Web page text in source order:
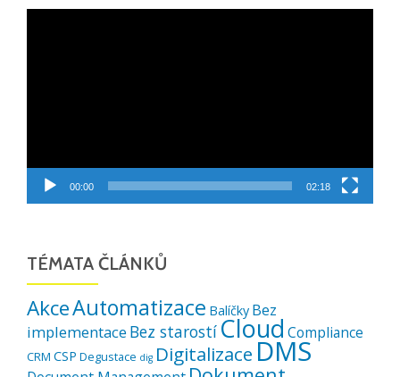
00:00 02:18
TÉMATA ČLÁNKŮ
AkceAutomatizace Balíčky Bez
implementace Bez starostí Cloud Compliance
CRM CSP Degustace dig Digitalizace DMS